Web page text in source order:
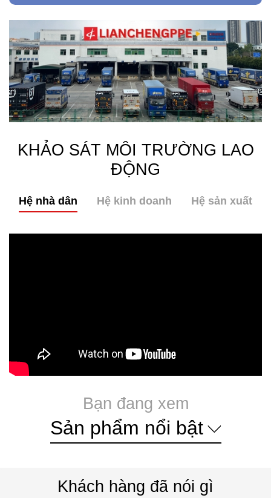
KHẢO SÁT MÔI TRƯỜNG LAO
ĐỘNG
Hệ nhà dân Hệ kinh doanh Hệ sản xuất
Bạn đang xem
Sản phẩm nổi bật
Khách hàng đã nói gì